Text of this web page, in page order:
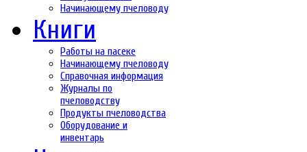
Начинающему пчеловоду
Книги
Работы на пасеке
Начинающему пчеловоду
Справочная информация
Журналы по
пчеловодству
Продукты пчеловодства
Оборудование и
инвентарь